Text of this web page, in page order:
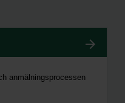
anmälningsprocessen